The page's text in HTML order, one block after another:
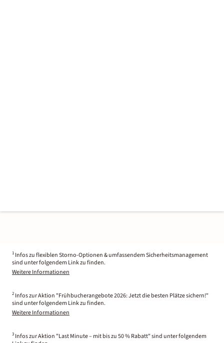
1 Infos zu flexiblen Storno-Optionen & umfassendem Sicherheitsmanagement
sind unter folgendem Link zu finden.
Weitere Informationen
2 Infos zur Aktion "Frühbucherangebote 2026: Jetzt die besten Plätze sichern!"
sind unter folgendem Link zu finden.
Weitere Informationen
3 Infos zur Aktion "Last Minute – mit bis zu 50 % Rabatt" sind unter folgendem